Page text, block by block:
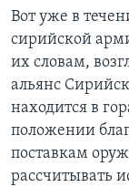
Вот уже в
сирийской
их словам,
альянс
находится в
положении
поставкам
рассчитывать